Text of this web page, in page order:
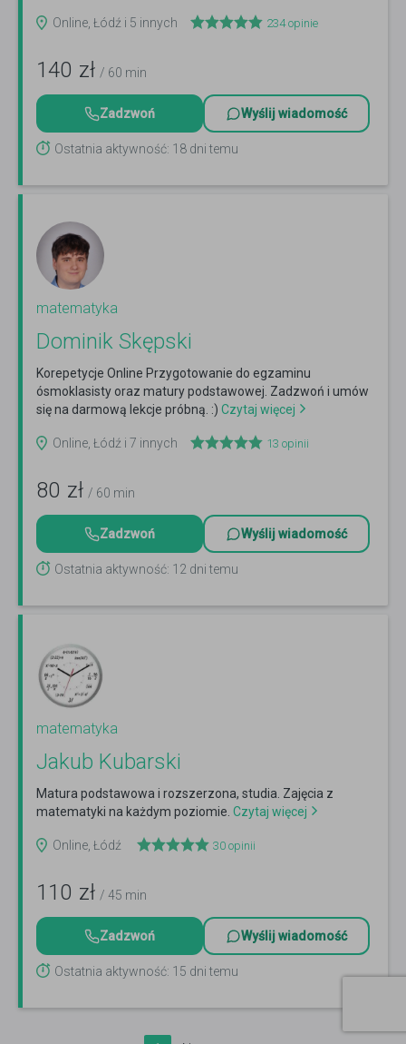
Online, Łódź i 5 innych 234opinie
140 zł / 60 min
Zadzwoń Wyślij wiadomość
Ostatnia aktywność: 18 dni temu
matematyka
Dominik Skępski
Korepetycje Online Przygotowanie do egzaminu
ósmoklasisty oraz matury podstawowej. Zadzwoń i umów
się na darmową lekcje próbną. :) Czytaj więcej
Online, Łódź i 7 innych 13 opinii
80 zł / 60 min
Zadzwoń Wyślij wiadomość
Ostatnia aktywność: 12 dni temu
matematyka
Jakub Kubarski
Matura podstawowa i rozszerzona, studia. Zajęcia z
matematyki na każdym poziomie. Czytaj więcej
Online, Łódź 30 opinii
110 zł / 45 min
Zadzwoń Wyślij wiadomość
Ostatnia aktywność: 15 dni temu